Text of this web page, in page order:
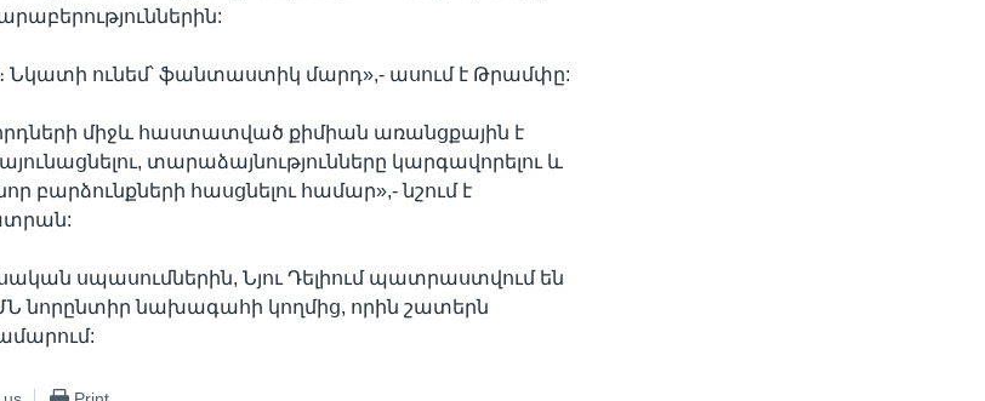
Նկատի ունեմ՝ ֆանտաստիկ մարդ»,- ասում է Թրամփը:
միջև հաստատված քիմիան առանցքային է
տարաձայնությունները կարգավորելու և
բարձունքների հասցնելու համար»,- նշում է
սպասումներին, Նյու Դելիում պատրաստվում են
նորընտիր նախագահի կողմից, որին շատերն